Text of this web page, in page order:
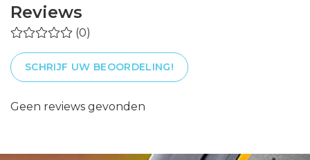
Reviews
(0)
SCHRIJF UW BEOORDELING!
Geen reviews gevonden